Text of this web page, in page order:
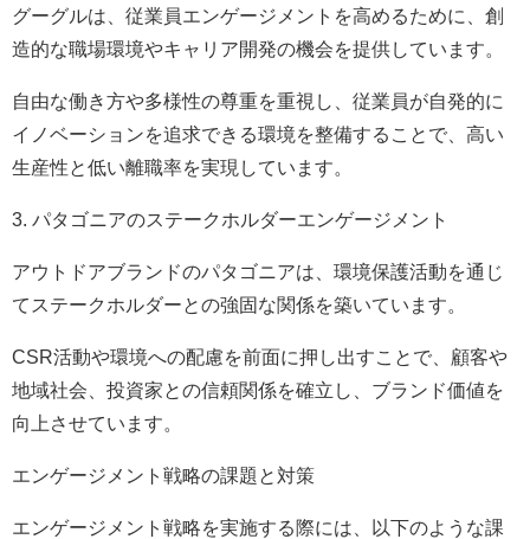
グーグルは、従業員エンゲージメントを高めるために、創
造的な職場環境やキャリア開発の機会を提供しています。
自由な働き方や多様性の尊重を重視し、従業員が自発的に
イノベーションを追求できる環境を整備することで、高い
生産性と低い離職率を実現しています。
3. パタゴニアのステークホルダーエンゲージメント
アウトドアブランドのパタゴニアは、環境保護活動を通じ
てステークホルダーとの強固な関係を築いています。
CSR活動や環境への配慮を前面に押し出すことで、顧客や
地域社会、投資家との信頼関係を確立し、ブランド価値を
向上させています。
エンゲージメント戦略の課題と対策
エンゲージメント戦略を実施する際には、以下のような課